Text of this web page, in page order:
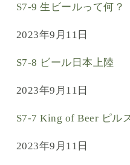
S7-9 生ビールって何？
2023年9月11日
S7-8 ビール日本上陸
2023年9月11日
S7-7 King of Beer ピル
2023年9月11日